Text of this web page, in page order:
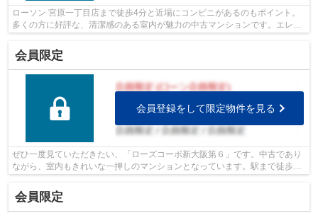
ローソン 宮原一丁目店まで徒歩4分と近場にコンビニがあるのもポイント。
多くの方に好評な、清潔感のある室内が魅力の中古マンションです。エレベ
会員限定
会員登録をして限定物件を見る
ぜひ一度見ていただきたい、「ローズコーポ新大阪第６」です。中古であり
ながら、室内もきれいな一押しのマンションとなっています。駅まで徒歩4
会員限定